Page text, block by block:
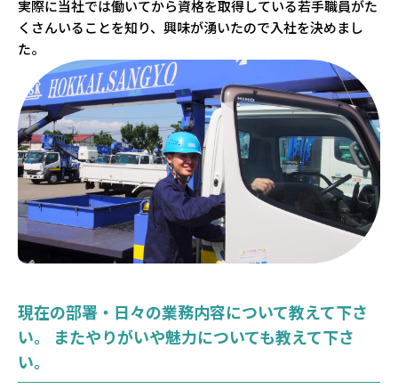
実際に当社では働いてから資格を取得している若手職員がた
くさんいることを知り、興味が湧いたので入社を決めまし
た。
現在の部署・日々の業務内容について教えて下さ
い。 またやりがいや魅力についても教えて下さ
い。